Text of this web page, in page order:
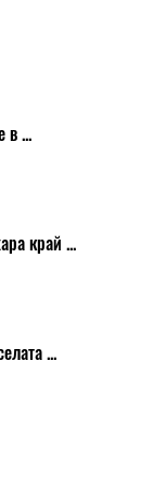
в ...
край ...
...